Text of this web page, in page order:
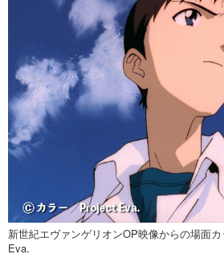
新世紀エヴァンゲリオンOP映像からの場面
Eva.